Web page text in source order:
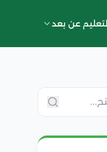
التعليم عن بعد